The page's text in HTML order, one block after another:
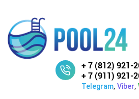
+ 7 (812) 921-
+ 7 (911) 921-
Telegram, Viber,